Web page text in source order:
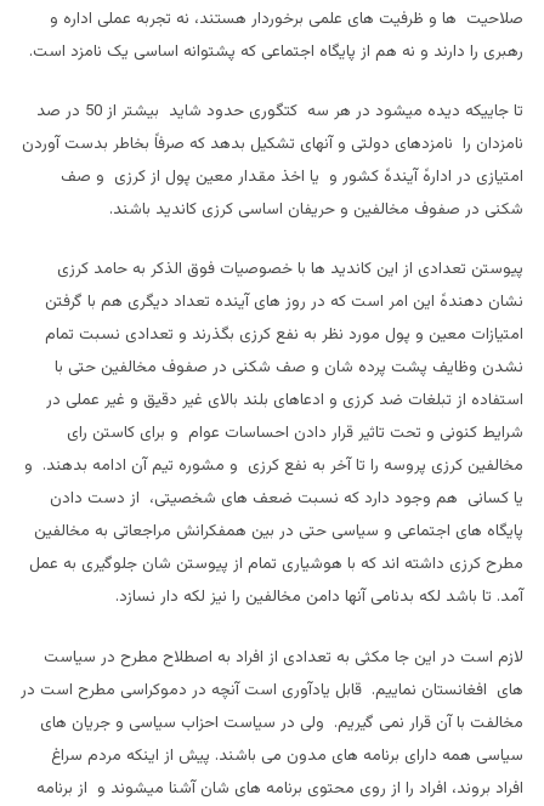
صلاحیت ها و ظرفیت های علمی برخوردار هستند، نه تجربه عملی اداره و
رهبری را دارند و نه هم از پایگاه اجتماعی که پشتوانه اساسی یک نامزد است.
تا جاییکه دیده میشود در هر سه کتگوری حدود شاید بیشتر از 50 در صد
نامزدان را نامزدهای دولتی و آنهای تشکیل بدهد که صرفاً بخاطر بدست آوردن
امتیازی در ادارهً آیندهً کشور و یا اخذ مقدار معین پول از کرزی و صف
شکنی در صفوف مخالفین و حریفان اساسی کرزی کاندید باشند.
پیوستن تعدادی از این کاندید ها با خصوصیات فوق الذکر به حامد کرزی
نشان دهندهً این امر است که در روز های آینده تعداد دیگری هم با گرفتن
امتیازات معین و پول مورد نظر به نفع کرزی بگذرند و تعدادی نسبت تمام
نشدن وظایف پشت پرده شان و صف شکنی در صفوف مخالفین حتی با
استفاده از تبلغات ضد کرزی و ادعاهای بلند بالای غیر دقیق و غیر عملی در
شرایط کنونی و تحت تاثیر قرار دادن احساسات عوام و برای کاستن رای
مخالفین کرزی پروسه را تا آخر به نفع کرزی و مشوره تیم آن ادامه بدهند. و
یا کسانی هم وجود دارد که نسبت ضعف های شخصیتی، از دست دادن
پایگاه های اجتماعی و سیاسی حتی در بین همفکرانش مراجعاتی به مخالفین
مطرح کرزی داشته اند که با هوشیاری تمام از پیوستن شان جلوگیری به عمل
آمد. تا باشد لکه بدنامی آنها دامن مخالفین را نیز لکه دار نسازد.
لازم است در این جا مکثی به تعدادی از افراد به اصطلاح مطرح در سیاست
های افغانستان نماییم. قابل یادآوری است آنچه در دموکراسی مطرح است در
مخالفت با آن قرار نمی گیریم. ولی در سیاست احزاب سیاسی و جریان های
سیاسی همه دارای برنامه های مدون می باشند. پیش از اینکه مردم سراغ
افراد بروند، افراد را از روی محتوی برنامه های شان آشنا میشوند و از برنامه